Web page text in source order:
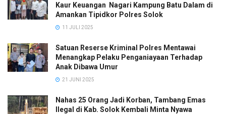
Kaur Keuangan Nagari Kampung Batu Dalam di
Amankan Tipidkor Polres Solok
11 JULI 2025
Satuan Reserse Kriminal Polres Mentawai
Menangkap Pelaku Penganiayaan Terhadap
Anak Dibawa Umur
21 JUNI 2025
Nahas 25 Orang Jadi Korban, Tambang Emas
Ilegal di Kab. Solok Kembali Minta Nyawa